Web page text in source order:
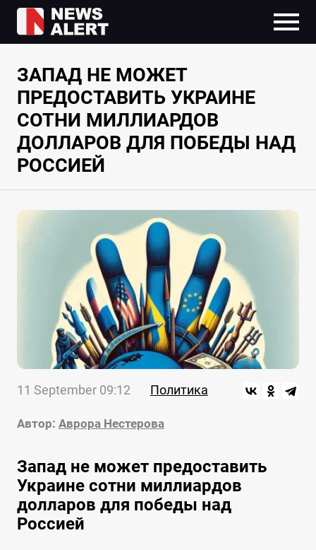
ЗАПАД НЕ МОЖЕТ
ПРЕДОСТАВИТЬ УКРАИНЕ
СОТНИ МИЛЛИАРДОВ
ДОЛЛАРОВ ДЛЯ ПОБЕДЫ НАД
РОССИЕЙ
11 September 09:12 Политика
Автор: Аврора Нестерова
Запад не может предоставить
Украине сотни миллиардов
долларов для победы над
Россией